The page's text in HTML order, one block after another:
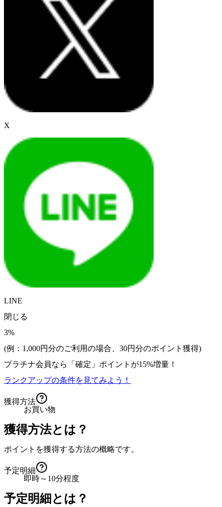
X
LINE
閉じる
3%
(例：1,000円分のご利用の場合、 30円分のポイント獲得)
プラチナ会員なら
「確定」 ポイントが15%増量！
ランクアップの条件を見てみよう！
獲得方法
お買い物
獲得方法とは？
ポイントを獲得する方法の概略です。
予定明細
即時～10分程度
予定明細とは？